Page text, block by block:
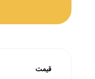
قیمت